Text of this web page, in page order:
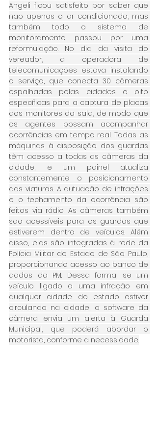
Angeli ficou satisfeito por saber que
não apenas o ar condicionado, mas
também todo o sistema de
monitoramento passou por uma
reformulação. No dia da visita do
vereador, a operadora de
telecomunicações estava instalando
o serviço, que conecta 30 câmeras
espalhadas pelas cidades e oito
específicas para a captura de placas
aos monitores da sala, de modo que
os agentes possam acompanhar
ocorrências em tempo real. Todas as
máquinas à disposição dos guardas
têm acesso a todas as câmeras da
cidade, e um painel atualiza
constantemente o posicionamento
das viaturas. A autuação de infrações
e o fechamento da ocorrência são
feitos via rádio. As câmeras também
são acessíveis para os guardas que
estiverem dentro de veículos. Além
disso, elas são integradas à rede da
Polícia Militar do Estado de São Paulo,
proporcionando acesso ao banco de
dados da PM. Dessa forma, se um
veículo ligado a uma infração em
qualquer cidade do estado estiver
circulando na cidade, o software da
câmera envia um alerta à Guarda
Municipal, que poderá abordar o
motorista, conforme a necessidade.